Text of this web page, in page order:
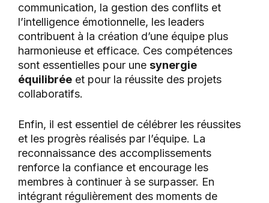
communication, la gestion des conflits et
l’intelligence émotionnelle, les leaders
contribuent à la création d’une équipe plus
harmonieuse et efficace. Ces compétences
sont essentielles pour une synergie
équilibrée et pour la réussite des projets
collaboratifs.
Enfin, il est essentiel de célébrer les réussites
et les progrès réalisés par l’équipe. La
reconnaissance des accomplissements
renforce la confiance et encourage les
membres à continuer à se surpasser. En
intégrant régulièrement des moments de